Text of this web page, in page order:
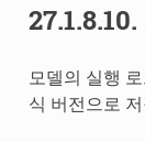
27.1.8.10.
모델의 실행
식 버전으로